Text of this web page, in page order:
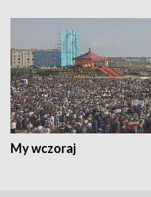
My wczoraj